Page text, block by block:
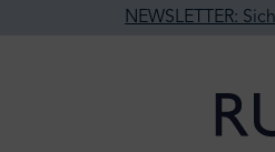
NEWSLETTER: